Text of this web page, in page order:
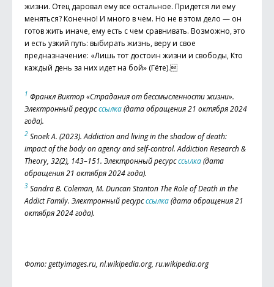
жизни. Отец даровал ему все остальное. Придется ли ему
меняться? Конечно! И много в чем. Но не в этом дело — он
готов жить иначе, ему есть с чем сравнивать. Возможно, это
и есть узкий путь: выбирать жизнь, веру и свое
предназначение: «Лишь тот достоин жизни и свободы, Кто
каждый день за них идет на бой» (Гёте).
1 Франкл Виктор «Страдания от бессмысленности жизни».
Электронный ресурсссылка(дата обращения 21 октября 2024
года).
2 Snoek A. (2023). Addiction and living in the shadow of death:
impact of the body on agency and self-control. Addiction Research &
Theory, 32(2), 143–151. Электронный ресурсссылка(дата
обращения 21 октября 2024 года).
3 Sandra B. Coleman, M. Duncan Stanton The Role of Death in the
Addict Family. Электронный ресурсссылка(дата обращения 21
октября 2024 года).
Фото: gettyimages.ru, nl.wikipedia.org, ru.wikipedia.org